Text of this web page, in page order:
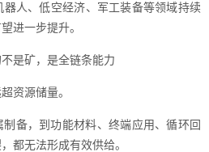
人、低空经济、军工装备等领域持续
进一步提升。
是矿，是全链条能力
资源储量。
备，到功能材料、终端应用、循环回
都无法形成有效供给。